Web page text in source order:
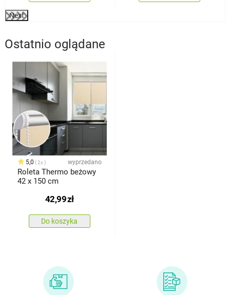
Next
Ostatnio oglądane
5,0 2x wyprzedano
Roleta Thermo beżowy
42 x 150 cm
42,99zł
Do koszyka